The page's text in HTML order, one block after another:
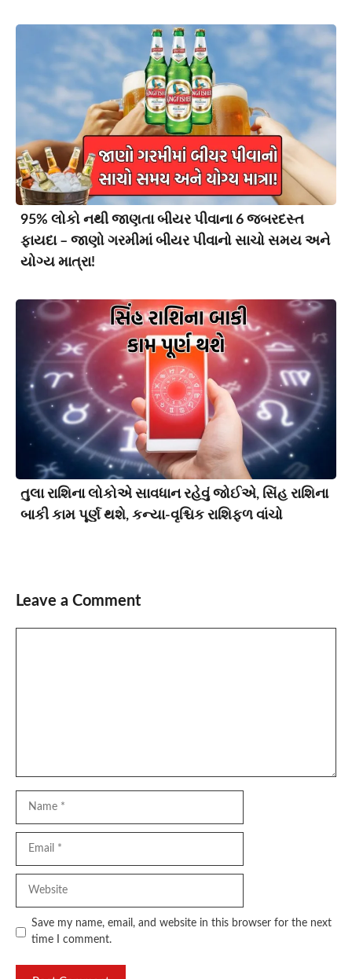
95% લોકો નથી જાણતા બીયર પીવાના 6 જબરદસ્ત
ફાયદા – જાણો ગરમીમાં બીયર પીવાનો સાચો સમય અને
યોગ્ય માત્રા!
તુલા રાશિના લોકોએ સાવધાન રહેવું જોઈએ, સિંહ રાશિના
બાકી કામ પૂર્ણ થશે, કન્યા-વૃશ્ચિક રાશિફળ વાંચો
Leave a Comment
Save my name, email, and website in this browser for the next
time I comment.